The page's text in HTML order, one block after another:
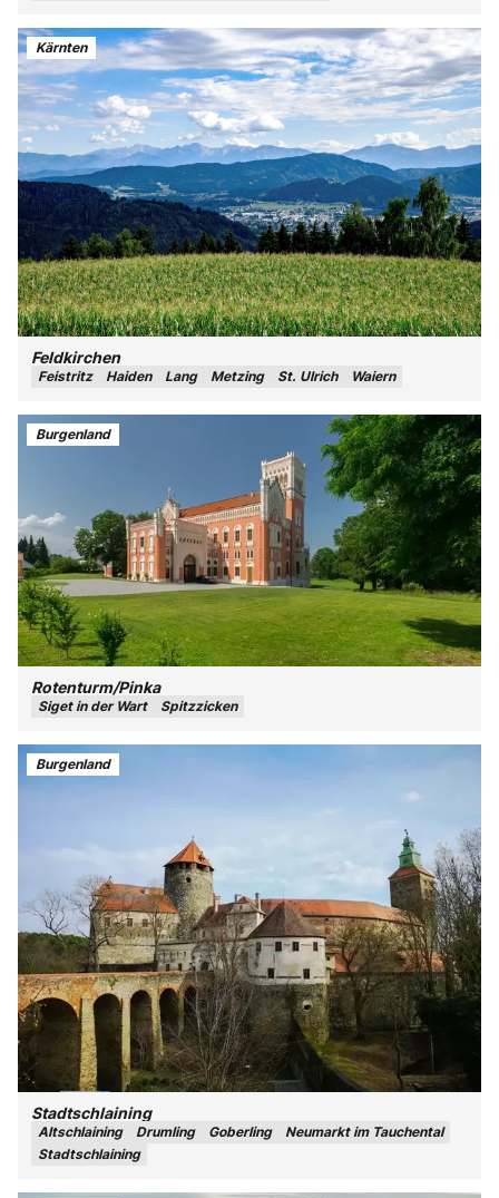
Kärnten
Feldkirchen
Feistritz Haiden Lang Metzing St. Ulrich Waiern
Burgenland
Rotenturm/Pinka
Siget in der Wart Spitzzicken
Burgenland
Stadtschlaining
Altschlaining Drumling Goberling
Neumarkt im Tauchental
Stadtschlaining